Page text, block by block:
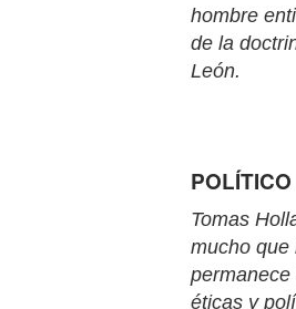
hombre
de la
León.
Tomas
mucho que
éticas y